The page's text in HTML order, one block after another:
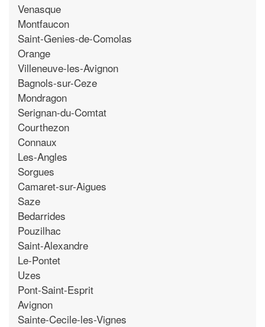
Venasque
Montfaucon
Saint-Genies-de-Comolas
Orange
Villeneuve-les-Avignon
Bagnols-sur-Ceze
Mondragon
Serignan-du-Comtat
Courthezon
Connaux
Les-Angles
Sorgues
Camaret-sur-Aigues
Saze
Bedarrides
Pouzilhac
Saint-Alexandre
Le-Pontet
Uzes
Pont-Saint-Esprit
Avignon
Sainte-Cecile-les-Vignes